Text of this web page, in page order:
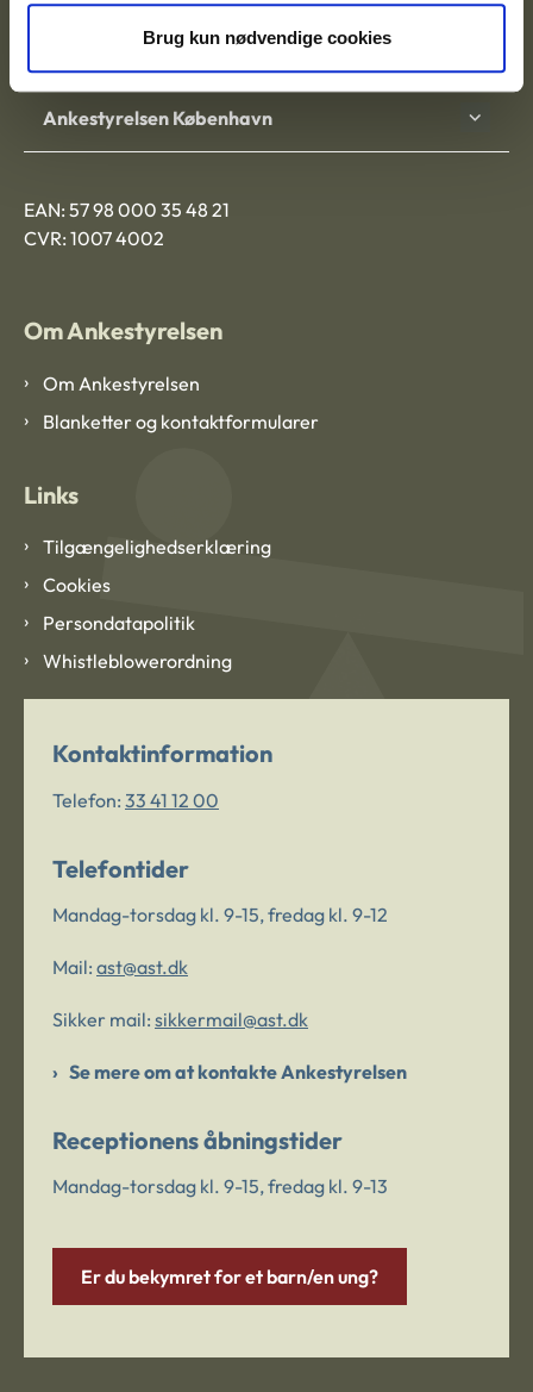
Brug kun nødvendige cookies
Ankestyrelsen Aalborg
Ankestyrelsen København
EAN: 57 98 000 35 48 21
CVR: 1007 4002
Om Ankestyrelsen
Om Ankestyrelsen
Blanketter og kontaktformularer
Links
Tilgængelighedserklæring
Cookies
Persondatapolitik
Whistleblowerordning
Kontaktinformation
Telefon: 33 41 12 00
Telefontider
Mandag-torsdag kl. 9-15, fredag kl. 9-12
Mail: ast@ast.dk
Sikker mail: sikkermail@ast.dk
Se mere om at kontakte Ankestyrelsen
Receptionens åbningstider
Mandag-torsdag kl. 9-15, fredag kl. 9-13
Er du bekymret for et barn/en ung?